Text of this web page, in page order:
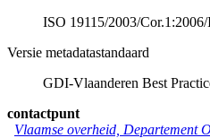
ISO 19115/2003/
Versie metadatastandaard
GDI-Vlaanderen Best
contactpunt
Vlaamse overheid, Departement